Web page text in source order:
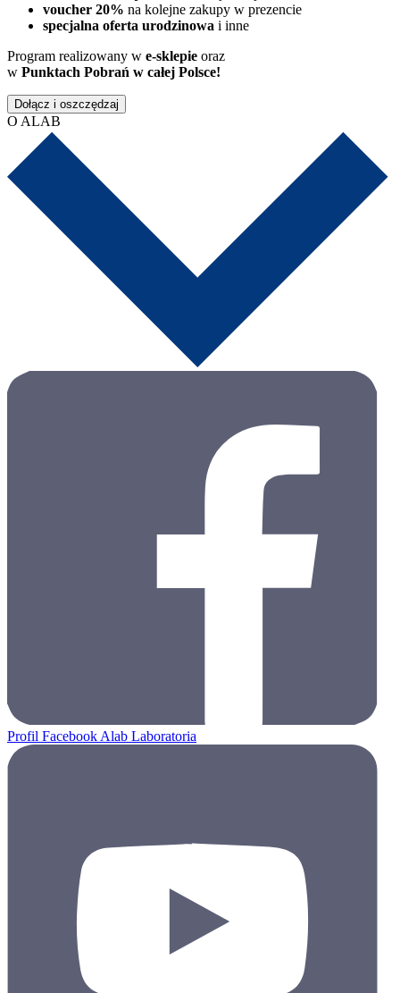
voucher 20% na kolejne zakupy w prezencie
specjalna oferta urodzinowa i inne
Program realizowany w e-sklepie oraz
w Punktach Pobrań w całej Polsce!
Dołącz i oszczędzaj
O ALAB
Profil Facebook Alab Laboratoria